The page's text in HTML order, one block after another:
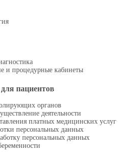
и процедурные кабинеты
пациентов
органов
деятельности
платных медицинских услуг
персональных данных
персональных данных